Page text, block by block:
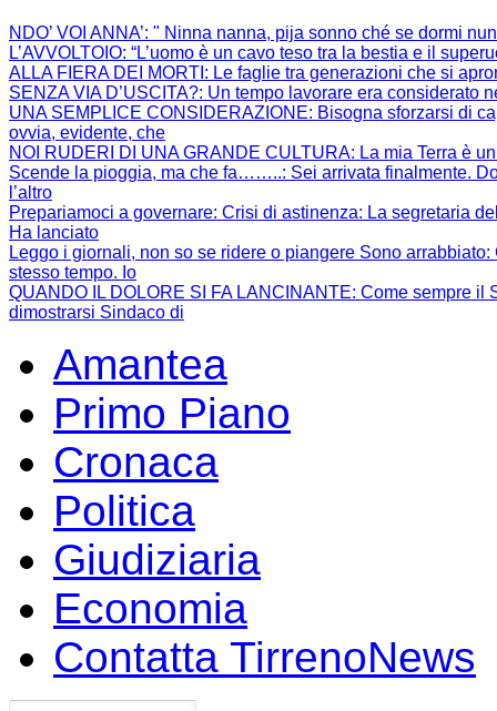
NDO’ VOI ANNA’: " Ninna nanna, pija sonno ché se dormi
L’AVVOLTOIO: “L’uomo è un cavo teso tra la bestia e il
ALLA FIERA DEI MORTI : Le faglie tra generazioni che si
SENZA VIA D’USCITA?: Un tempo lavorare era considerato
UNA SEMPLICE CONSIDERAZIONE: Bisogna sforzarsi di
ovvia, evidente, che
NOI RUDERI DI UNA GRANDE CULTURA: La mia Terra è
Scende la pioggia, ma che fa……..: Sei arrivata finalmente.
l’altro
Prepariamoci a governare: Crisi di astinenza: La segretaria
Ha lanciato
Leggo i giornali, non so se ridere o piangere Sono arrabbiato:
stesso tempo. Io
QUANDO IL DOLORE SI FA LANCINANTE: Come sempre il
dimostrarsi Sindaco di
Amantea
Primo Piano
Cronaca
Politica
Giudiziaria
Economia
Contatta TirrenoNews